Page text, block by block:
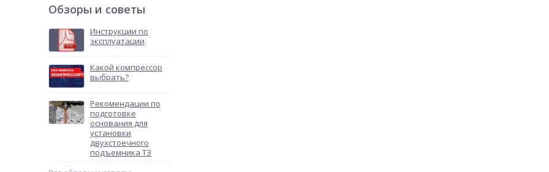
Обзоры и советы
Инструкции по
эксплуатации
Какой компрессор
выбрать?
Рекомендации по
подготовке
основания для
установки
двухстоечного
подъемника ТЗ